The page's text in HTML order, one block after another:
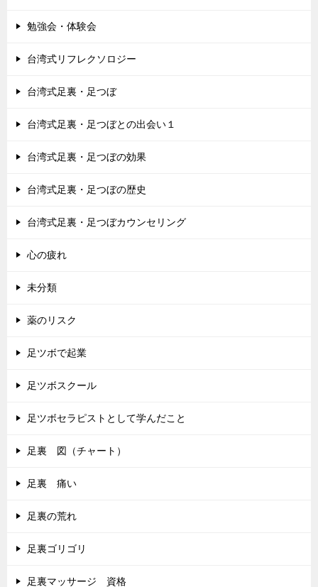
勉強会・体験会
台湾式リフレクソロジー
台湾式足裏・足つぼ
台湾式足裏・足つぼとの出会い１
台湾式足裏・足つぼの効果
台湾式足裏・足つぼの歴史
台湾式足裏・足つぼカウンセリング
心の疲れ
未分類
薬のリスク
足ツボで起業
足ツボスクール
足ツボセラピストとして学んだこと
足裏 図（チャート）
足裏 痛い
足裏の荒れ
足裏ゴリゴリ
足裏マッサージ 資格